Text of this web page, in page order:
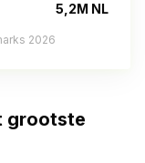
5,2M NL
2026
grootste